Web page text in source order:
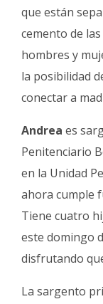
que están
cemento de
hombres y
la posibilidad
conectar a
Andrea es
Penitenciario
en la Unidad
ahora cumple
Tiene cuatro
este domingo
disfrutando
La sargento